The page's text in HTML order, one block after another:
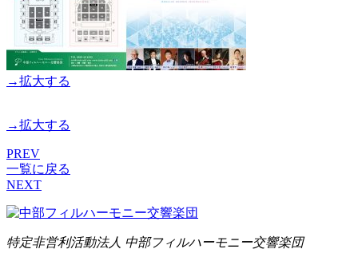
→拡大する
→拡大する
PREV
一覧に戻る
NEXT
特定非営利活動法人 中部フィルハーモニー交響楽団